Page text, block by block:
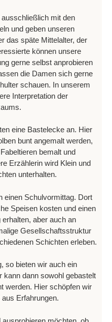
mit den
und geben unseren
das späte Mittelalter, der
können unsere
gerne selbst anprobieren
die Damen sich gerne
schauen. In unserem
Interpretation der
eine Bastelecke an. Hier
bunt angemalt werden,
bemalt und
Erzählerin wird Klein und
unterhalten.
einen Schulvormittag. Dort
Speisen kosten und einen
aber auch an
Gesellschaftsstruktur
Schichten erleben.
so bieten wir auch ein
kann dann sowohl gebastelt
werden. Hier schöpfen wir
Erfahrungen.